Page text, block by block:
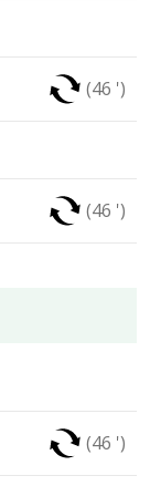
(46 ')
(46 ')
(46 ')